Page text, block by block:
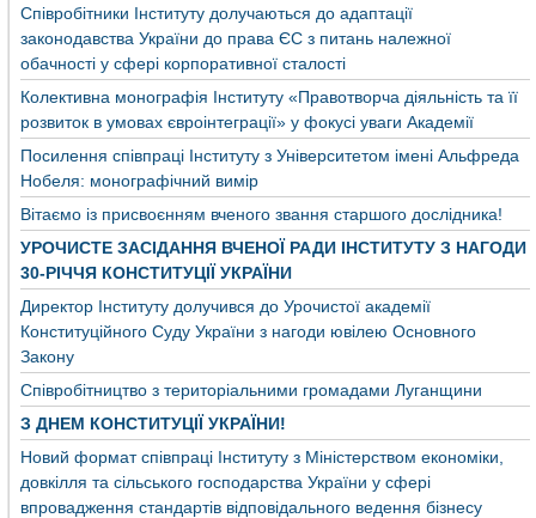
Співробітники Інституту долучаються до адаптації
законодавства України до права ЄС з питань належної
обачності у сфері корпоративної сталості
Колективна монографія Інституту «Правотворча діяльність та її
розвиток в умовах євроінтеграції» у фокусі уваги Академії
Посилення співпраці Інституту з Університетом імені Альфреда
Нобеля: монографічний вимір
Вітаємо із присвоєнням вченого звання старшого дослідника!
УРОЧИСТЕ ЗАСІДАННЯ ВЧЕНОЇ РАДИ ІНСТИТУТУ З НАГОДИ
30-РІЧЧЯ КОНСТИТУЦІЇ УКРАЇНИ
Директор Інституту долучився до Урочистої академії
Конституційного Суду України з нагоди ювілею Основного
Закону
Співробітництво з територіальними громадами Луганщини
З ДНЕМ КОНСТИТУЦІЇ УКРАЇНИ!
Новий формат співпраці Інституту з Міністерством економіки,
довкілля та сільського господарства України у сфері
впровадження стандартів відповідального ведення бізнесу